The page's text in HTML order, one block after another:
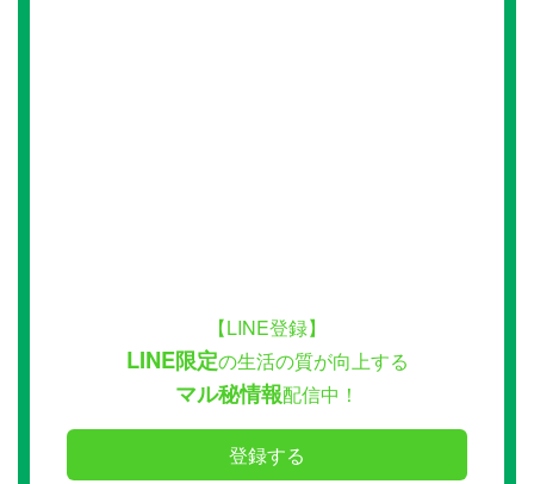
【LINE登録】
LINE限定の生活の質が向上する
マル秘情報配信中！
登録する